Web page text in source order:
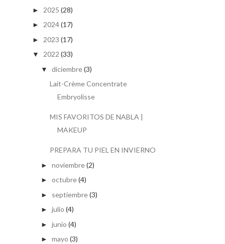
► 2025 (28)
► 2024(17)
► 2023 (17)
▼ 2022 (33)
▼ diciembre(3)
Lait-Crème Concentrate
Embryolisse
MIS FAVORITOS DE NABLA |
MAKEUP
PREPARA TU PIEL EN INVIERNO
► noviembre(2)
► octubre(4)
► septiembre(3)
► julio (4)
► junio (4)
► mayo (3)